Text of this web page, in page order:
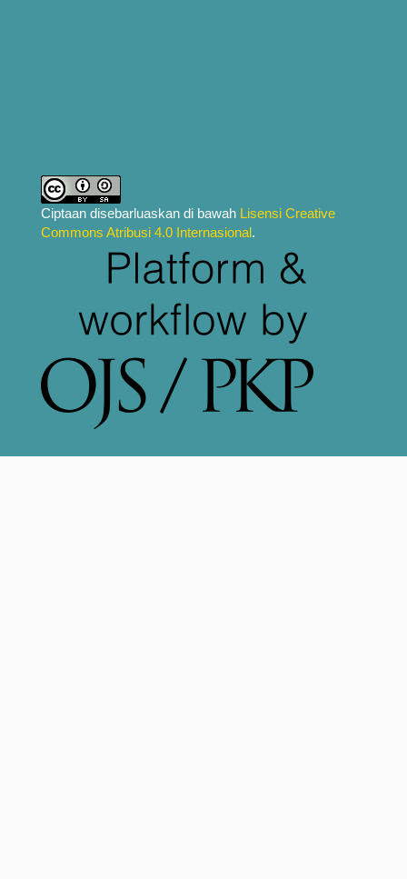
Ciptaan disebarluaskan di bawah Lisensi Creative
Commons Atribusi 4.0 Internasional.